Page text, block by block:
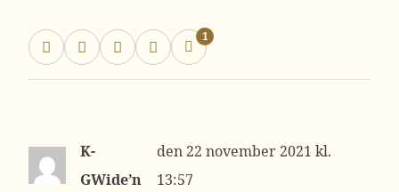
1
K-
GWide’n
22 november 2021 kl.
13:57